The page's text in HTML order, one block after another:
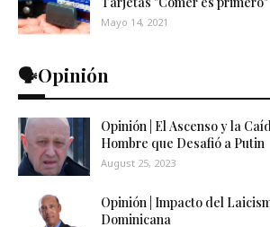
Mayo 14, 2021
🗣️Opinión
Opinión | El Ascenso y la
Hombre que Desafió a Putin
August 25, 2023
Opinión | Impacto del
Dominicana